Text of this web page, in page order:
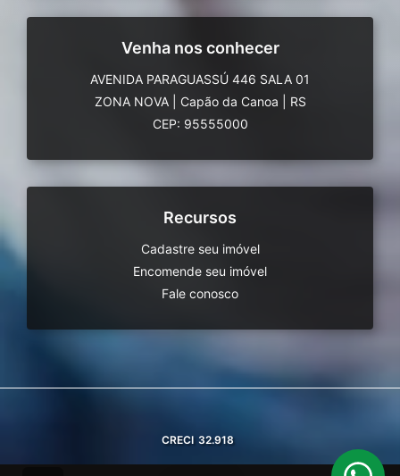
Venha nos conhecer
AVENIDA PARAGUASSÚ 446 SALA 01
ZONA NOVA
Capão da Canoa
RS
CEP: 95555000
Recursos
Cadastre seu imóvel
Encomende seu imóvel
Fale conosco
CRECI 32.918